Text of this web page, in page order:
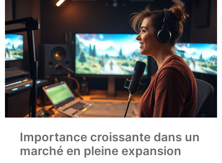
Importance croissante dans un
marché en pleine expansion